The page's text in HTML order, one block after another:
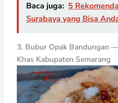
Baca juga: 5
Surabaya yang Bisa
3. Bubur Opak Bandungan
Khas Kabupaten Semarang